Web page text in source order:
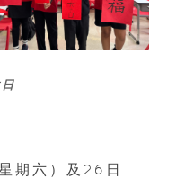
期六）及26日